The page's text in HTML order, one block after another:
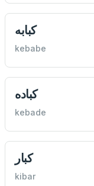
كبابه
kebabe
كباده
kebade
كبار
kibar